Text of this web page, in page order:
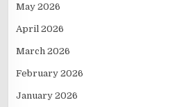
May 2026
April 2026
March 2026
February 2026
January 2026